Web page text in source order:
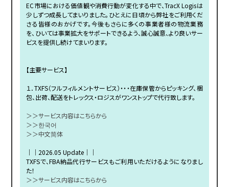
EC市場における価値観や消費行動が変化する中で、TracX Logisは
少しずつ成長してまいりました。ひとえに日頃から弊社をご利用くだ
さる皆様のおかげです。今後もさらに多くの事業者様の物流業務
を、ひいては事業拡大をサポートできるよう、誠心誠意、より良いサー
ビスを提供し続けてまいります。
【主要サービス】
１．TXFS（フルフィルメントサービス）・・・在庫保管からピッキング、梱
包、出荷、配送をトレックス・ロジスがワンストップで代行致します。
＞＞サービス内容はこちらから
＞＞한국어
＞＞中文简体
｜｜2026.05 Update｜｜
TXFSで、FBA納品代行サービスもご利用いただけるようになりまし
た！
＞＞サービス内容はこちらから